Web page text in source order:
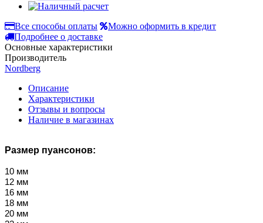
Все способы оплаты
Можно оформить в кредит
Подробнее о доставке
Основные характеристики
Производитель
Nordberg
Описание
Характеристики
Отзывы и вопросы
Наличие в магазинах
Размер пуансонов:
10 мм
12 мм
16 мм
18 мм
20 мм